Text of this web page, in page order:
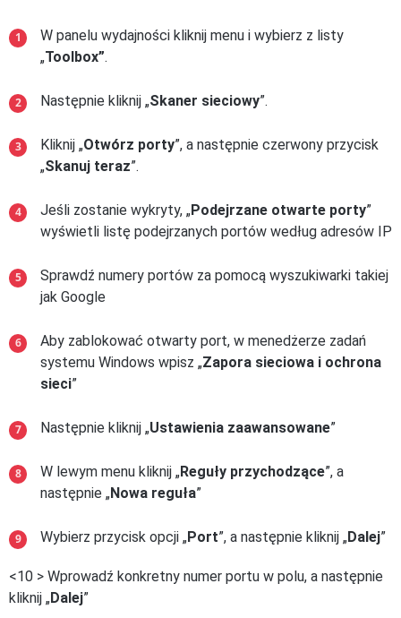
W panelu wydajności kliknij menu i wybierz z listy
„Toolbox”.
Następnie kliknij „Skaner sieciowy”.
Kliknij „Otwórz porty”, a następnie czerwony przycisk
„Skanuj teraz”.
Jeśli zostanie wykryty, „Podejrzane otwarte porty”
wyświetli listę podejrzanych portów według adresów IP
Sprawdź numery portów za pomocą wyszukiwarki takiej
jak Google
Aby zablokować otwarty port, w menedżerze zadań
systemu Windows wpisz „Zapora sieciowa i ochrona
sieci”
Następnie kliknij „Ustawienia zaawansowane”
W lewym menu kliknij „Reguły przychodzące”, a
następnie „Nowa reguła”
Wybierz przycisk opcji „Port”, a następnie kliknij „Dalej”
<10 > Wprowadź konkretny numer portu w polu, a następnie
kliknij „Dalej”